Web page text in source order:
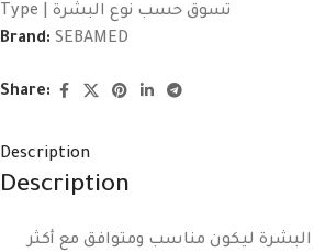
Type | تسوق حسب نوع البشرة
Brand: SEBAMED
Share:
Description
Description
ليكون مناسب ومتوافق مع أكثر